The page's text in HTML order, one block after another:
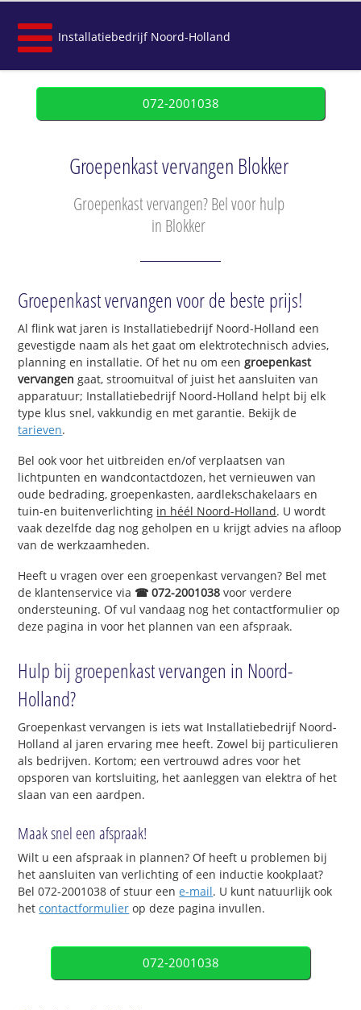
Installatiebedrijf Noord-Holland
072-2001038
Groepenkast vervangen Blokker
Groepenkast vervangen? Bel voor hulp
in Blokker
Groepenkast vervangen voor de beste prijs!
Al flink wat jaren is Installatiebedrijf Noord-Holland een
gevestigde naam als het gaat om elektrotechnisch advies,
planning en installatie. Of het nu om eengroepenkast
vervangen gaat, stroomuitval of juist het aansluiten van
apparatuur; Installatiebedrijf Noord-Holland helpt bij elk
type klus snel, vakkundig en met garantie. Bekijk de
tarieven.
Bel ook voor het uitbreiden en/of verplaatsen van
lichtpunten en wandcontactdozen, het vernieuwen van
oude bedrading, groepenkasten, aardlekschakelaars en
tuin-en buitenverlichting in héél Noord-Holland. U wordt
vaak dezelfde dag nog geholpen en u krijgt advies na afloop
van de werkzaamheden.
Heeft u vragen over een groepenkast vervangen? Bel met
de klantenservice via ☎ 072-2001038 voor verdere
ondersteuning. Of vul vandaag nog het contactformulier op
deze pagina in voor het plannen van een afspraak.
Hulp bij groepenkast vervangen in Noord-
Holland?
Groepenkast vervangen is iets wat Installatiebedrijf Noord-
Holland al jaren ervaring mee heeft. Zowel bij particulieren
als bedrijven. Kortom; een vertrouwd adres voor het
opsporen van kortsluiting, het aanleggen van elektra of het
slaan van een aardpen.
Maak snel een afspraak!
Wilt u een afspraak in plannen? Of heeft u problemen bij
het aansluiten van verlichting of een inductie kookplaat?
Bel 072-2001038 of stuur eene-mail. U kunt natuurlijk ook
hetcontactformulier op deze pagina invullen.
072-2001038